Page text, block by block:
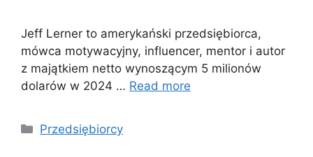
Jeff Lerner to amerykański przedsiębiorca,
mówca motywacyjny, influencer, mentor i autor
z majątkiem netto wynoszącym 5 milionów
dolarów w 2024 … Read more
Categories
Przedsiębiorcy